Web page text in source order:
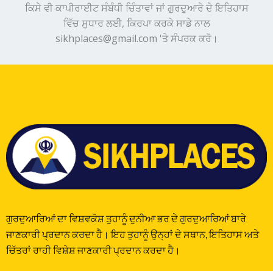
ਕਿਸੇ ਵੀ ਕਾਪੀਰਾਈਟ ਸੰਬੰਧੀ ਚਿੰਤਾਵਾਂ ਜਾਂ ਗੁਰਦੁਆਰੇ ਦੇ ਇਤਿਹਾਸ
ਵਿੱਚ ਸੁਧਾਰ ਲਈ, ਕਿਰਪਾ ਕਰਕੇ ਸਾਡੇ ਨਾਲ
sikhplaces@gmail.com 'ਤੇ ਸੰਪਰਕ ਕਰੋ।
ਗੁਰਦੁਆਰਿਆਂ ਦਾ ਵਿਸ਼ਵਕੋਸ਼ ਤੁਹਾਨੂੰ ਦੁਨੀਆ ਭਰ ਦੇ ਗੁਰਦੁਆਰਿਆਂ ਬਾਰੇ
ਜਾਣਕਾਰੀ ਪ੍ਰਦਾਨ ਕਰਦਾ ਹੈ। ਇਹ ਤੁਹਾਨੂੰ ਉਨ੍ਹਾਂ ਦੇ ਸਥਾਨ, ਇਤਿਹਾਸ ਅਤੇ
ਚਿੱਤਰਾਂ ਰਾਹੀ ਵਿਸ਼ੇਸ਼ ਜਾਣਕਾਰੀ ਪ੍ਰਦਾਨ ਕਰਦਾ ਹੈ।